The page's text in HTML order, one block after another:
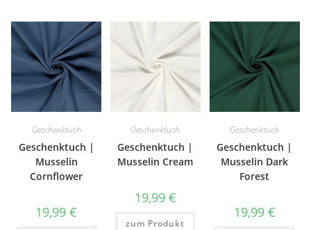
Geschenktuch
Geschenktuch |
Musselin
Cornflower
19,99€
Geschenktuch
Geschenktuch |
Musselin Cream
19,99 €
zum Produkt
Geschenktuch
Geschenktuch |
Musselin Dark
Forest
19,99 €